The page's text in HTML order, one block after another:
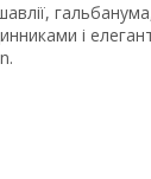
і